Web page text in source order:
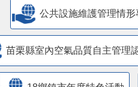
公共設施維護管理情形
苗栗縣室內空氣品質自主管理